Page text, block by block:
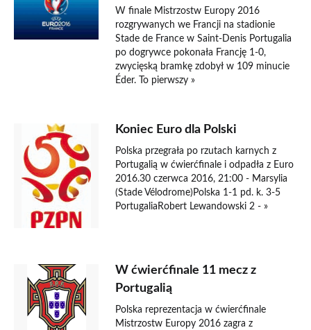
W finale Mistrzostw Europy 2016
rozgrywanych we Francji na stadionie
Stade de France w Saint-Denis Portugalia
po dogrywce pokonała Francję 1-0,
zwycięską bramkę zdobył w 109 minucie
Éder. To pierwszy »
Koniec Euro dla Polski
Polska przegrała po rzutach karnych z
Portugalią w ćwierćfinale i odpadła z Euro
2016.30 czerwca 2016, 21:00 - Marsylia
(Stade Vélodrome)Polska 1-1 pd. k. 3-5
PortugaliaRobert Lewandowski 2 - »
W ćwierćfinale 11 mecz z
Portugalią
Polska reprezentacja w ćwierćfinale
Mistrzostw Europy 2016 zagra z